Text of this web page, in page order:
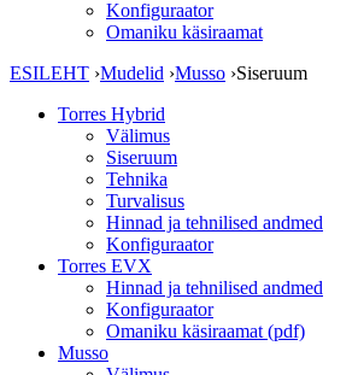
Konfiguraator
Omaniku käsiraamat
ESILEHT ›Mudelid ›Musso ›Siseruum
Torres Hybrid
Välimus
Siseruum
Tehnika
Turvalisus
Hinnad ja tehnilised andmed
Konfiguraator
Torres EVX
Hinnad ja tehnilised andmed
Konfiguraator
Omaniku käsiraamat (pdf)
Musso